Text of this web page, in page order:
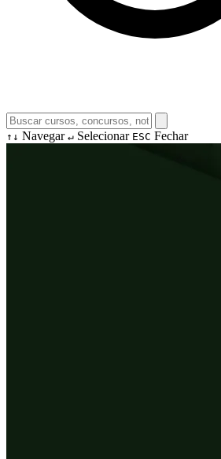
↑↓ Navegar ↵ Selecionar ESC Fechar